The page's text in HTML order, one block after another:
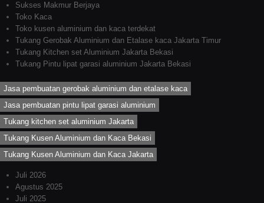
Sukses Makmur Berjaya
Toko Kaca
Toko kusen aluminium dan kaca terdekat
Tukang Gerobak Aluminium dan Etalase kaca Jakarta Timur
Tukang Kitchen set Aluminium Jakarta Bekasi
Tukang Pintu lipat garasi aluminium Jakarta Bekasi
Jasa pembuatan gerobak aluminium dan etalase kaca
Jasa pembuatan pintu lipat garasi aluminium
Tukang kitchen set aluminium Jakarta
Tukang Kusen Aluminium dan Kaca Bekasi
Tukang Kusen Aluminium dan Kaca Jakarta
Juli 2026
Agustus 2025
Juli 2025